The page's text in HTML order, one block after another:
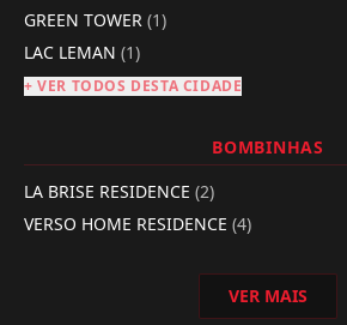
GREEN TOWER (1)
LAC LEMAN (1)
+ VER TODOS DESTA CIDADE
BOMBINHAS
LA BRISE RESIDENCE (2)
VERSO HOME RESIDENCE (4)
VER MAIS